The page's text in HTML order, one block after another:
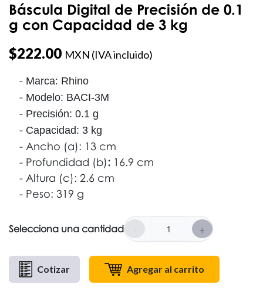
Báscula Digital de Precisión de 0.1
g con Capacidad de 3 kg
$222.00 MXN (IVA incluido)
Marca: Rhino
Modelo: BACI-3M
Precisión: 0.1 g
Capacidad: 3 kg
Ancho (a): 13 cm
Profundidad (b): 16.9 cm
Altura (c): 2.6 cm
Peso: 319 g
Selecciona una cantidad +
Cotizar Agregar al carrito